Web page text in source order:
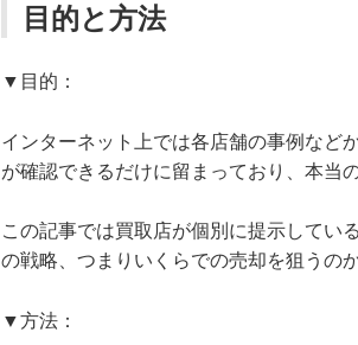
目的と方法
▼目的：
インターネット上では各店舗の事例など
が確認できるだけに留まっており、本当
この記事では買取店が個別に提示してい
の戦略、つまりいくらでの売却を狙うの
▼方法：